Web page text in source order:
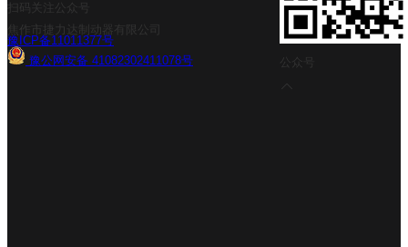
扫码关注公众号
焦作市捷力达制动器有限公司
豫ICP备11011377号
豫公网安备 41082302411078号
公众号